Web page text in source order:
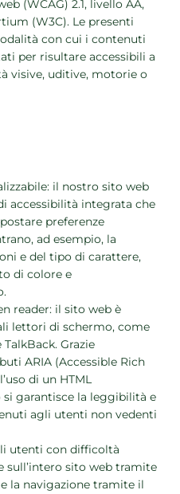
(WCAG) 2.1, livello AA,
(W3C). Le presenti
con cui i contenuti
per risultare accessibili a
visive, uditive, motorie o
il nostro sito web
accessibilità integrata che
preferenze
ad esempio, la
e del tipo di carattere,
di colore e
reader: il sito web è
lettori di schermo, come
Grazie
ARIA (Accessible Rich
di un HTML
garantisce la leggibilità e
agli utenti non vedenti
utenti con difficoltà
sull’intero sito web tramite
la navigazione tramite il